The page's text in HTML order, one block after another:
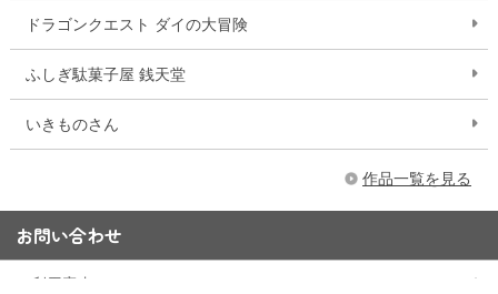
ドラゴンクエスト ダイの大冒険
ふしぎ駄菓子屋 銭天堂
いきものさん
作品一覧を見る
お問い合わせ
ご利用案内